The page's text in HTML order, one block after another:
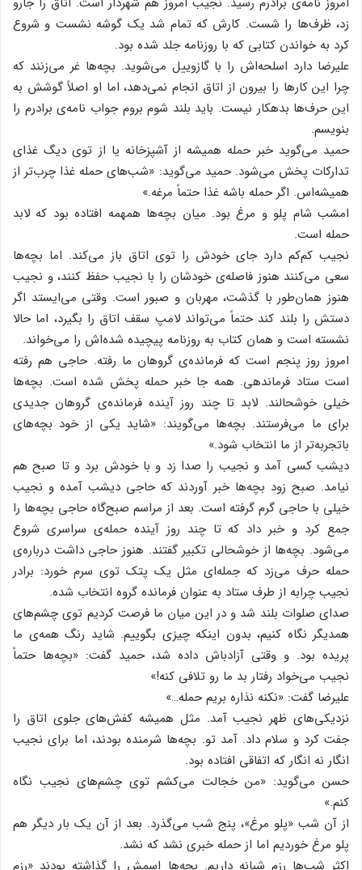
زد، ظرف‌ها را شست. کارش که تمام شد یک گوشه نشست و شروع
کرد به خواندن کتابی که با روزنامه جلد شده بود.
علیرضا دارد اسلحه‌اش را با گازوییل می‌شوید. بچه‌ها غر می‌زنند که
چرا این کارها را بیرون از اتاق انجام نمی‌دهد، اما او اصلاً گوشش به
این حرف‌ها بدهکار نیست. باید بلند شوم بروم جواب نامه‌ی برادرم را
بنویسم.
حمید می‌گوید خبر حمله همیشه از آشپزخانه یا از توی دیگ غذای
تدارکات پخش می‌شود. حمید می‌گوید: «شب‌های حمله غذا چرب‌تر از
همیشه‌اس. اگر حمله باشه غذا حتماً مرغه.»
امشب شام پلو و مرغ بود. میان بچه‌ها همهمه افتاده بود که لابد
حمله است.
نجیب کم‌کم دارد جای خودش را توی اتاق باز می‌کند. اما بچه‌ها
سعی می‌کنند هنوز فاصله‌ی خودشان را با نجیب حفظ کنند، و نجیب
هنوز همان‌طور با گذشت، مهربان و صبور است. وقتی می‌ایستد اگر
دستش را بلند کند حتماً می‌تواند لامپ سقف اتاق را بگیرد، اما حالا
نشسته است و همان کتاب به روزنامه پیچیده شده‌اش را می‌خواند.
امروز روز پنجم است که فرمانده‌ی گروهان ما رفته. حاجی هم رفته
است ستاد فرماندهی. همه جا خبر حمله پخش شده است. بچه‌ها
خیلی خوشحالند. لابد تا چند روز آینده فرمانده‌ی گروهان جدیدی
برای ما می‌فرستند. بچه‌ها می‌گویند: «شاید یکی از خود بچه‌های
باتجربه‌تر از ما انتخاب شود.»
دیشب کسی آمد و نجیب را صدا زد و با خودش برد و تا صبح هم
نیامد. صبح زود بچه‌ها خبر آوردند که حاجی دیشب آمده و نجیب
خیلی با حاجی گرم گرفته است. بعد از مراسم صبح‌گاه حاجی بچه‌ها را
جمع کرد و خبر داد که تا چند روز آینده حمله‌ی سراسری شروع
می‌شود. بچه‌ها از خوشحالی تکبیر گفتند. هنوز حاجی داشت درباره‌ی
حمله حرف می‌زد که جمله‌ای مثل یک پتک توی سرم خورد: برادر
نجیب چرابه از طرف ستاد به عنوان فرمانده گروه انتخاب شده.
صدای صلوات بلند شد و در این میان ما فرصت کردیم توی چشم‌های
همدیگر نگاه کنیم، بدون اینکه چیزی بگوییم. شاید رنگ همه‌ی ما
پریده بود. و وقتی آزادباش داده شد، حمید گفت: «بچه‌ها حتماً
نجیب می‌خواد رفتار بد ما رو تلافی کنه!»
علیرضا گفت: «نکنه نذاره بریم حمله…»
نزدیکی‌های ظهر نجیب آمد. مثل همیشه کفش‌های جلوی اتاق را
جفت کرد و سلام داد. آمد تو. بچه‌ها شرمنده بودند، اما برای نجیب
انگار نه انگار که اتفاقی افتاده بود.
حسن می‌گوید: «من خجالت می‌کشم توی چشم‌های نجیب نگاه
کنم.»
از آن شب «پلو مرغ»، پنج شب می‌گذرد. بعد از آن یک بار دیگر هم
پلو مرغ خوردیم اما از حمله خبری نشد که نشد.
اکثر شب‌ها رزم شبانه داریم. بچه‌ها اسمش را گذاشته بودند «رزم